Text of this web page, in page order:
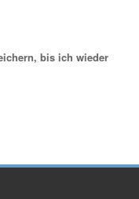
bis ich wieder